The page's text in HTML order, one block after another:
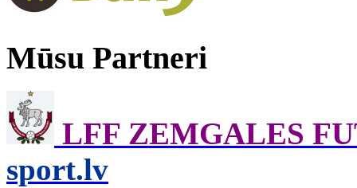
Mūsu Partneri
LFF ZEMGALES
sport.lv